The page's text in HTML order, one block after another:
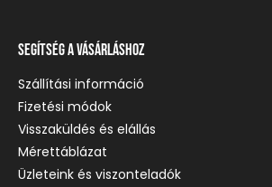
Segítség a vásárláshoz
Szállítási információ
Fizetési módok
Visszaküldés és elállás
Mérettáblázat
Üzleteink és viszonteladók